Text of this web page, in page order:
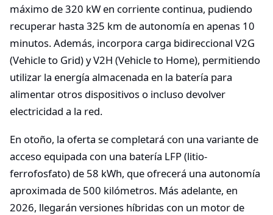
máximo de 320 kW en corriente continua, pudiendo
recuperar hasta 325 km de autonomía en apenas 10
minutos. Además, incorpora carga bidireccional V2G
(Vehicle to Grid) y V2H (Vehicle to Home), permitiendo
utilizar la energía almacenada en la batería para
alimentar otros dispositivos o incluso devolver
electricidad a la red.
En otoño, la oferta se completará con una variante de
acceso equipada con una batería LFP (litio-
ferrofosfato) de 58 kWh, que ofrecerá una autonomía
aproximada de 500 kilómetros. Más adelante, en
2026, llegarán versiones híbridas con un motor de